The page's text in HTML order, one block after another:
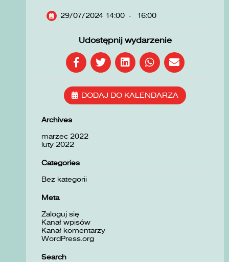
29/07/2024 14:00 - 16:00
Udostępnij wydarzenie
DODAJ DO KALENDARZA
Archives
marzec 2022
luty 2022
Categories
Bez kategorii
Meta
Zaloguj się
Kanał wpisów
Kanał komentarzy
WordPress.org
Search